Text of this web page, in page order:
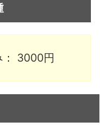
： 3000円